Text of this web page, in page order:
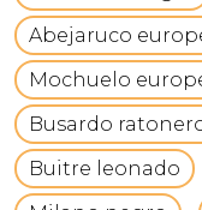
Abejaruco
Mochuelo
Busardo
Buitre leonado